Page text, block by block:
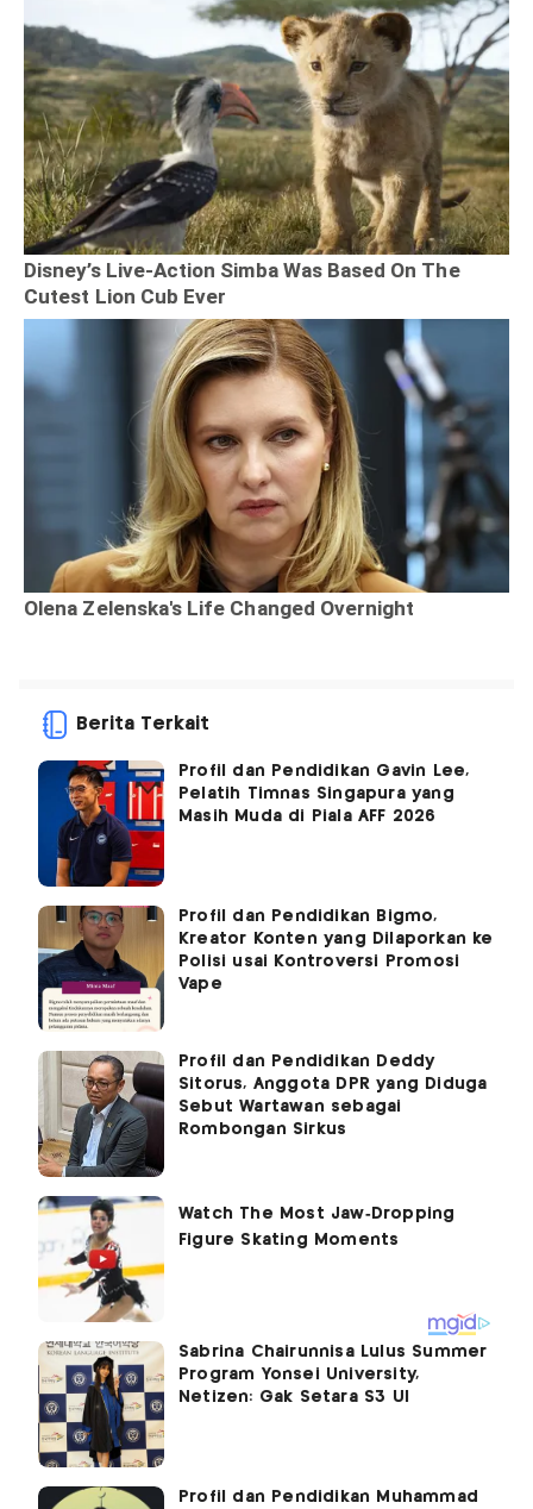
Berita Terkait
Profil dan Pendidikan Gavin Lee,
Pelatih Timnas Singapura yang
Masih Muda di Piala AFF 2026
Profil dan Pendidikan Bigmo,
Kreator Konten yang Dilaporkan ke
Polisi usai Kontroversi Promosi
Vape
Profil dan Pendidikan Deddy
Sitorus, Anggota DPR yang Diduga
Sebut Wartawan sebagai
Rombongan Sirkus
Sabrina Chairunnisa Lulus Summer
Program Yonsei University,
Netizen: Gak Setara S3 UI
Profil dan Pendidikan Muhammad